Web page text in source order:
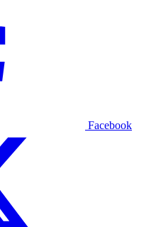
Facebook